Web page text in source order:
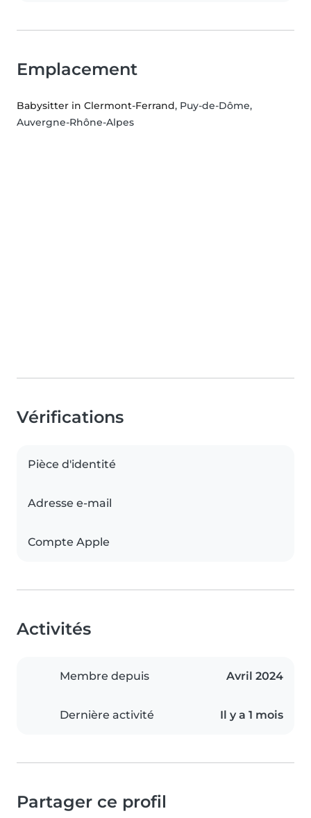
Emplacement
Babysitter in Clermont-Ferrand, Puy-de-Dôme,
Auvergne-Rhône-Alpes
Vérifications
Pièce d'identité
Adresse e-mail
Compte Apple
Activités
Membre depuis Avril 2024
Dernière activité Il y a 1 mois
Partager ce profil